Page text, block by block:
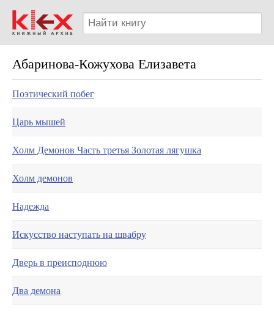
Абаринова-Кожухова Елизавета
Поэтический побег
Царь мышей
Холм Демонов Часть третья Золотая лягушка
Холм демонов
Надежда
Искусство наступать на швабру
Дверь в преисподнюю
Два демона